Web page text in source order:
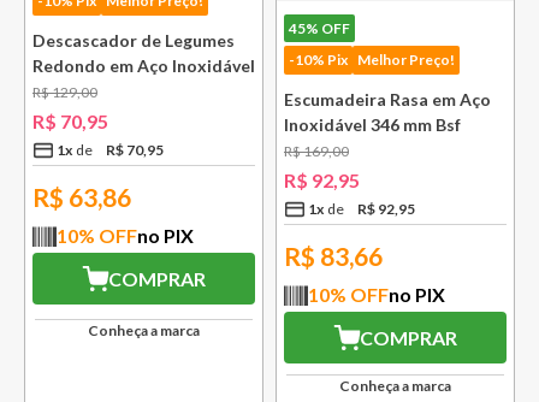
Descascador de Legumes
Redondo em Aço Inoxidável
131 mm Bsf
R$129,00
R$ 70,95
1x R$ 70,95
R$ 63,86
10% OFFno PIX
COMPRAR
Conheça a marca
45% OFF
-10% Pix Melhor Preço!
Escumadeira Rasa em Aço
Inoxidável 346 mm Bsf
R$169,00
R$ 92,95
1x R$ 92,95
R$ 83,66
10% OFFno PIX
COMPRAR
Conheça a marca